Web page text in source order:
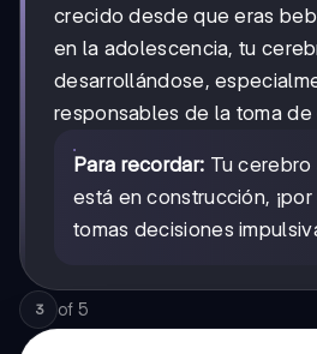
crecido desde que eras
en la adolescencia, tu
desarrollándose,
responsables de la toma de
Para recordar: Tu
está en construcción,
tomas decisiones
3 of 5